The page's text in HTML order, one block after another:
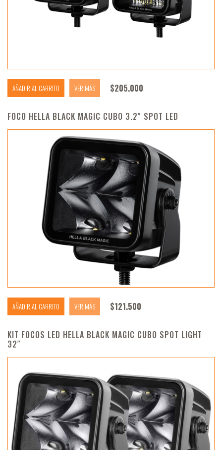
AÑADIR AL CARRITO VER MÁS $205.000
FOCO HELLA BLACK MAGIC CUBO 3.2″ SPOT LED
AÑADIR AL CARRITO VER MÁS $121.500
KIT FOCOS LED HELLA BLACK MAGIC CUBO SPOT LIGHT
32″